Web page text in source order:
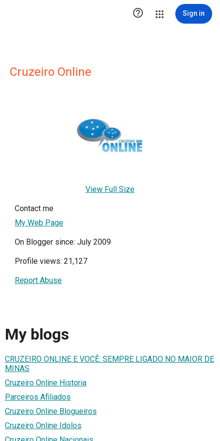
 Sign in
Cruzeiro Online
View Full Size
Contact me
My Web Page
On Blogger since: July 2009
Profile views: 21,127
Report Abuse
My blogs
CRUZEIRO ONLINE E VOCÊ: SEMPRE LIGADO NO MAIOR DE
MINAS
Cruzeiro Online Historia
Parceiros Afiliados
Cruzeiro Online Blogueiros
Cruzeiro Online Idolos